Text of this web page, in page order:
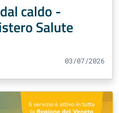
caldo -
Salute
03/07/2026